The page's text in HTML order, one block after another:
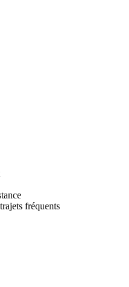
fréquents